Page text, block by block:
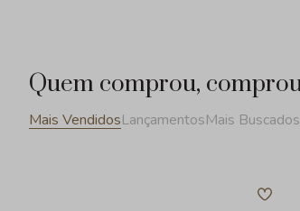
Quem comprou,
Mais VendidosLançamentosMais Buscados